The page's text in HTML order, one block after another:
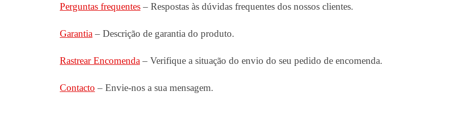
Perguntas frequentes – Respostas às dúvidas frequentes dos nossos clientes.
Garantia – Descrição de garantia do produto.
Rastrear Encomenda – Verifique a situação do envio do seu pedido de encomenda.
Contacto – Envie-nos a sua mensagem.